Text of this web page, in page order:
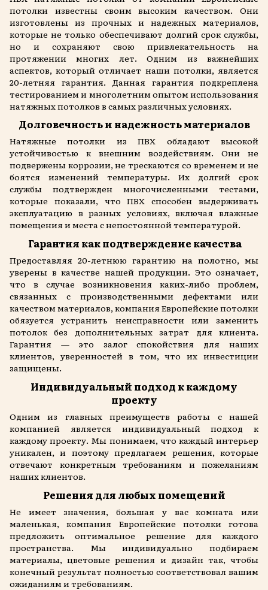
потолки известны своим высоким качеством. Они
изготовлены из прочных и надежных материалов,
которые не только обеспечивают долгий срок службы,
но и сохраняют свою привлекательность на
протяжении многих лет. Одним из важнейших
аспектов, который отличает наши потолки, является
20-летняя гарантия. Данная гарантия подкреплена
тестированием и многолетним опытом использования
натяжных потолков в самых различных условиях.
Долговечность и надежность материалов
Натяжные потолки из ПВХ обладают высокой
устойчивостью к внешним воздействиям. Они не
подвержены коррозии, не трескаются со временем и не
боятся изменений температуры. Их долгий срок
службы подтвержден многочисленными тестами,
которые показали, что ПВХ способен выдерживать
эксплуатацию в разных условиях, включая влажные
помещения и места с непостоянной температурой.
Гарантия как подтверждение качества
Предоставляя 20-летнюю гарантию на полотно, мы
уверены в качестве нашей продукции. Это означает,
что в случае возникновения каких-либо проблем,
связанных с производственными дефектами или
качеством материалов, компания Европейские потолки
обязуется устранить неисправности или заменить
потолок без дополнительных затрат для клиента.
Гарантия — это залог спокойствия для наших
клиентов, уверенностей в том, что их инвестиции
защищены.
Индивидуальный подход к каждому
проекту
Одним из главных преимуществ работы с нашей
компанией является индивидуальный подход к
каждому проекту. Мы понимаем, что каждый интерьер
уникален, и поэтому предлагаем решения, которые
отвечают конкретным требованиям и пожеланиям
наших клиентов.
Решения для любых помещений
Не имеет значения, большая у вас комната или
маленькая, компания Европейские потолки готова
предложить оптимальное решение для каждого
пространства. Мы индивидуально подбираем
материалы, цветовые решения и дизайн так, чтобы
конечный результат полностью соответствовал вашим
ожиданиям и требованиям.